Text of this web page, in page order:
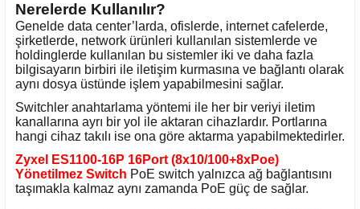
Nerelerde Kullanılır?
Genelde data center’larda, ofislerde, internet cafelerde,
şirketlerde, network ürünleri kullanılan sistemlerde ve
holdinglerde kullanılan bu sistemler iki ve daha fazla
bilgisayarın birbiri ile iletişim kurmasına ve bağlantı olarak
aynı dosya üstünde işlem yapabilmesini sağlar.
Switchler anahtarlama yöntemi ile her bir veriyi iletim
kanallarına ayrı bir yol ile aktaran cihazlardır. Portlarına
hangi cihaz takılı ise ona göre aktarma yapabilmektedirler.
Zyxel ES1100-16P 16Port (8x10/100+8xPoe)
Yönetilmez Switch PoE switch yalnızca ağ bağlantısını
taşımakla kalmaz aynı zamanda PoE güç de sağlar.